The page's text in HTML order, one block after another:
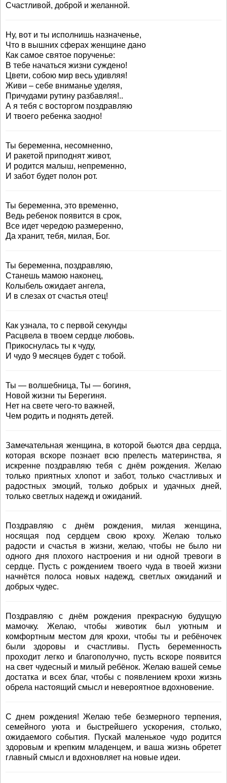
Счастливой, доброй и желанной.
Ну, вот и ты исполнишь назначенье,
Что в вышних сферах женщине дано
Как самое святое порученье:
В тебе начаться жизни суждено!
Цвети, собою мир весь удивляя!
Живи – себе вниманье уделяя,
Причудами рутину разбавляя!..
А я тебя с восторгом поздравляю
И твоего ребенка заодно!
Ты беременна, несомненно,
И ракетой приподнят живот,
И родится малыш, непременно,
И забот будет полон рот.
Ты беременна, это временно,
Ведь ребенок появится в срок,
Все идет чередою размеренно,
Да хранит, тебя, милая, Бог.
Ты беременна, поздравляю,
Станешь мамою наконец,
Колыбель ожидает ангела,
И в слезах от счастья отец!
Как узнала, то с первой секунды
Расцвела в твоем сердце любовь.
Прикоснулась ты к чуду,
И чудо 9 месяцев будет с тобой.
Ты — волшебница, Ты — богиня,
Новой жизни ты Берегиня.
Нет на свете чего-то важней,
Чем родить и поднять детей.
Замечательная женщина, в которой бьются два сердца,
которая вскоре познает всю прелесть материнства, я
искренне поздравляю тебя с днём рождения. Желаю
только приятных хлопот и забот, только счастливых и
радостных эмоций, только добрых и удачных дней,
только светлых надежд и ожиданий.
Поздравляю с днём рождения, милая женщина,
носящая под сердцем свою кроху. Желаю только
радости и счастья в жизни, желаю, чтобы не было ни
одного дня плохого настроения и ни одной тревоги в
сердце. Пусть с рождением твоего чуда в твоей жизни
начнётся полоса новых надежд, светлых ожиданий и
добрых чудес.
Поздравляю с днём рождения прекрасную будущую
мамочку. Желаю, чтобы животик был уютным и
комфортным местом для крохи, чтобы ты и ребёночек
были здоровы и счастливы. Пусть беременность
проходит легко и благополучно, пусть вскоре появится
на свет чудесный и милый ребёнок. Желаю вашей семье
достатка и всех благ, чтобы с появлением крохи жизнь
обрела настоящий смысл и невероятное вдохновение.
С днем рождения! Желаю тебе безмерного терпения,
семейного уюта и быстрейшего ускорения, столько,
ожидаемого события. Пускай маленькое чудо родится
здоровым и крепким младенцем, и ваша жизнь обретет
главный смысл и вдохновляет на новые идеи.